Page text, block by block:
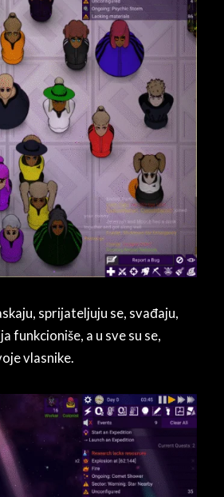
sprijateljuju se, svađaju,
funkcioniše, a u sve su se,
vlasnike.